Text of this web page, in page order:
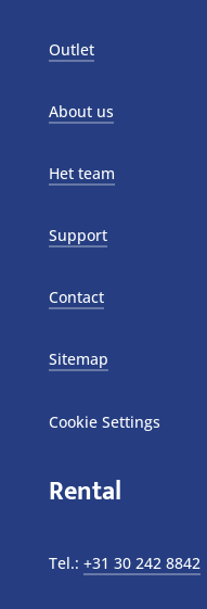
Outlet
About us
Het team
Support
Contact
Sitemap
Cookie Settings
Rental
Tel.: +31 30 242 8842